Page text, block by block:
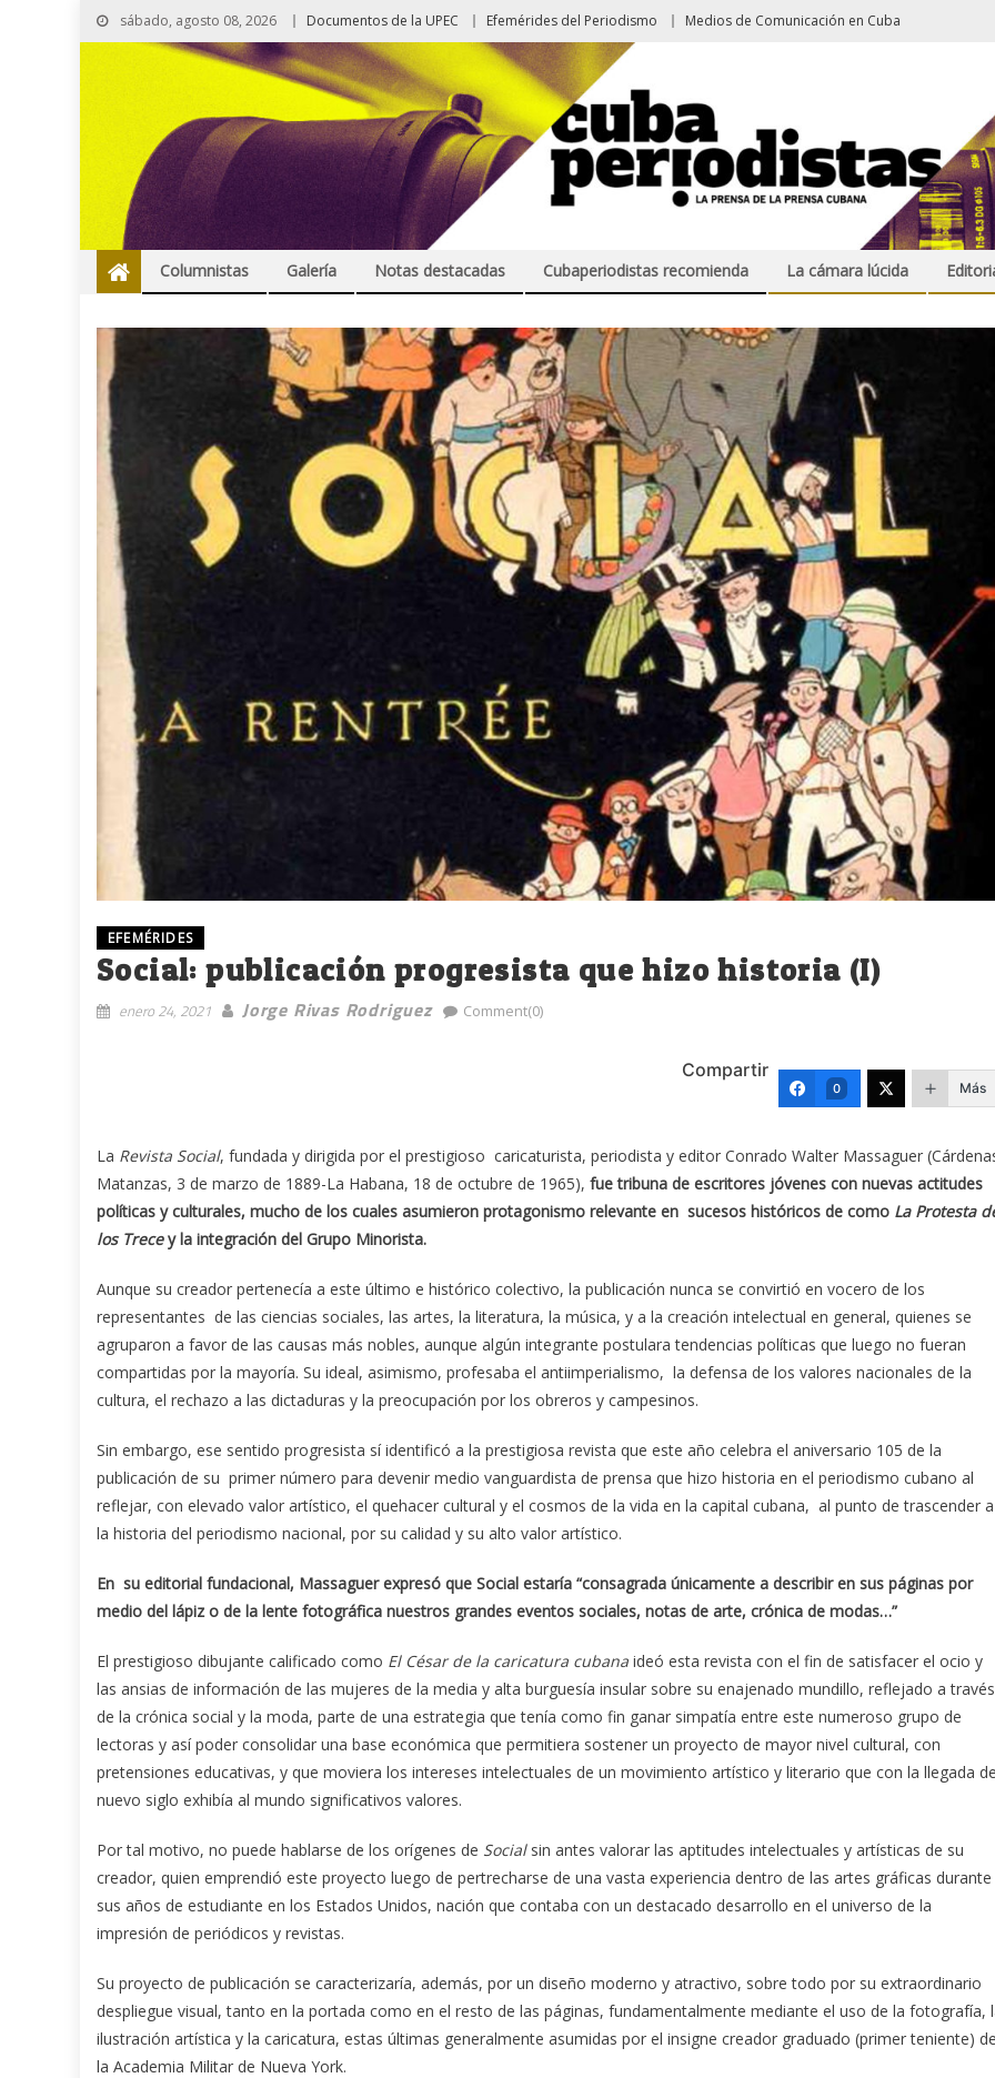
sábado, agosto 08, 2026 Documentos de la UPEC Efemérides del Periodismo Medios de Comunicación en Cuba
Columnistas Galería Notas destacadas Cubaperiodistas recomienda La cámara lúcida
EFEMÉRIDES
Social: publicación progresista que hizo historia (I)
enero 24, 2021 Jorge Rivas Rodriguez Comment(0)
Compartir
0 Más
La Revista Social, fundada y dirigida por el prestigioso caricaturista, periodista y editor Conrado Walter Massaguer
Matanzas, 3 de marzo de 1889-La Habana, 18 de octubre de 1965), fue tribuna de escritores jóvenes con nuevas actitudes
políticas y culturales, mucho de los cuales asumieron protagonismo relevante en sucesos históricos de como La Protesta
los Trecey la integración del Grupo Minorista.
Aunque su creador pertenecía a este último e histórico colectivo, la publicación nunca se convirtió en vocero de los
representantes de las ciencias sociales, las artes, la literatura, la música, y a la creación intelectual en general, quienes se
agruparon a favor de las causas más nobles, aunque algún integrante postulara tendencias políticas que luego no fueran
compartidas por la mayoría. Su ideal, asimismo, profesaba el antiimperialismo, la defensa de los valores nacionales de la
cultura, el rechazo a las dictaduras y la preocupación por los obreros y campesinos.
Sin embargo, ese sentido progresista sí identificó a la prestigiosa revista que este año celebra el aniversario 105 de la
publicación de su primer número para devenir medio vanguardista de prensa que hizo historia en el periodismo cubano al
reflejar, con elevado valor artístico, el quehacer cultural y el cosmos de la vida en la capital cubana, al punto de trascender a
la historia del periodismo nacional, por su calidad y su alto valor artístico.
En su editorial fundacional, Massaguer expresó que Social estaría “consagrada únicamente a describir en sus páginas por
medio del lápiz o de la lente fotográfica nuestros grandes eventos sociales, notas de arte, crónica de modas…”
El prestigioso dibujante calificado como El César de la caricatura cubana ideó esta revista con el fin de satisfacer el ocio y
las ansias de información de las mujeres de la media y alta burguesía insular sobre su enajenado mundillo, reflejado a través
de la crónica social y la moda, parte de una estrategia que tenía como fin ganar simpatía entre este numeroso grupo de
lectoras y así poder consolidar una base económica que permitiera sostener un proyecto de mayor nivel cultural, con
pretensiones educativas, y que moviera los intereses intelectuales de un movimiento artístico y literario que con la llegada
nuevo siglo exhibía al mundo significativos valores.
Por tal motivo, no puede hablarse de los orígenes de Socialsin antes valorar las aptitudes intelectuales y artísticas de su
creador, quien emprendió este proyecto luego de pertrecharse de una vasta experiencia dentro de las artes gráficas durante
sus años de estudiante en los Estados Unidos, nación que contaba con un destacado desarrollo en el universo de la
impresión de periódicos y revistas.
Su proyecto de publicación se caracterizaría, además, por un diseño moderno y atractivo, sobre todo por su extraordinario
despliegue visual, tanto en la portada como en el resto de las páginas, fundamentalmente mediante el uso de la fotografía,
ilustración artística y la caricatura, estas últimas generalmente asumidas por el insigne creador graduado (primer teniente)
la Academia Militar de Nueva York.